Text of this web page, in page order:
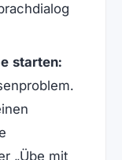
starten:
„Übe mit